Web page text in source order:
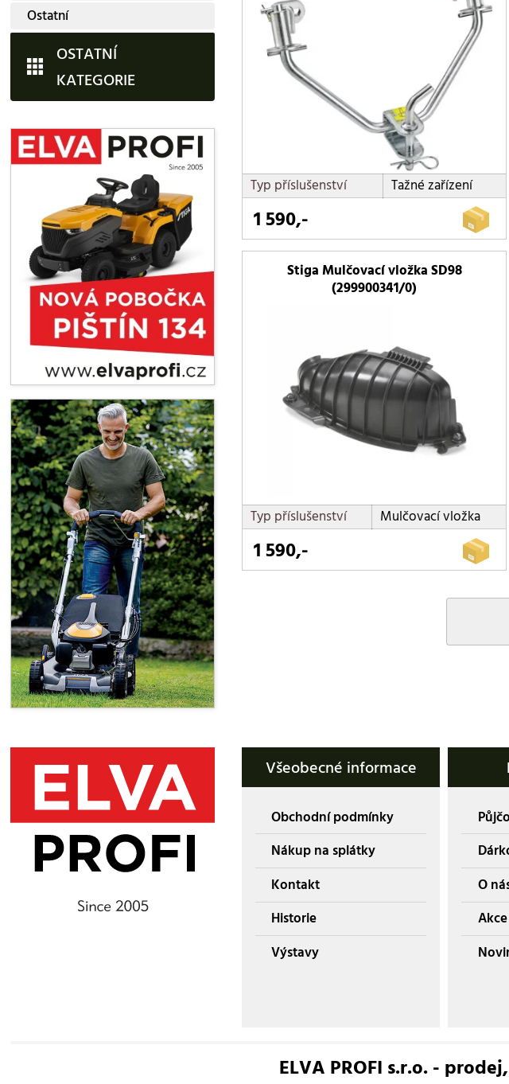
Ostatní
OSTATNÍ
KATEGORIE
Typ příslušenství Tažné zařízení
1 590,-
Stiga Mulčovací vložka SD98
(299900341/0)
Typ příslušenství Mulčovací vložka
1 590,-
Všeobecné informace
Obchodní podmínky
Nákup na splátky
Kontakt
Historie
Výstavy
O
ELVA PROFI s.r.o. -